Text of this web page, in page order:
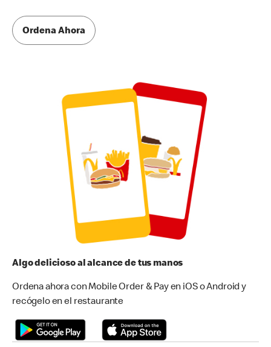
Ordena Ahora
Algo delicioso al alcance de tus manos
Ordena ahora con Mobile Order & Pay en iOS o Android y
recógelo en el restaurante